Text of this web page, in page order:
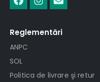
Reglementări
ANPC
SOL
Politica de livrare şi retur